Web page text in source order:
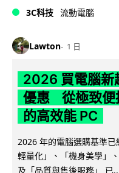
3C科技 流動電腦
Lawton 1 日
2026 買電腦新
優惠 從極致便
的高效能 PC
2026 年的電腦選購基準
輕量化」、「機身美學」
及「品質與售後服務」 已